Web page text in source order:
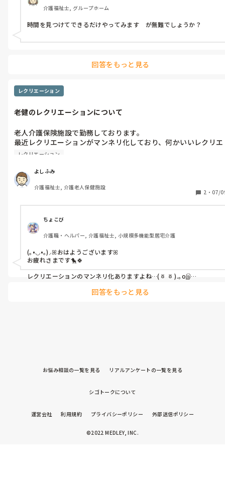
介護福祉士, グループホーム
時間を見つけてできるだけやってみます　が無難でしょうか？
回答をもっと見る
レクリエーション
老健のレクリエーションについて
老人介護保険施設で勤務しております。
最近レクリエーションがマンネリ化しており、何かいいレクリエ
ーションがあったら教えていただきたいです。要介護度は平均
レクリエーション
よしふみ
介護福祉士, 介護老人保健施設
2 ・ 07/
ちょこび
介護職・ヘルパー, 介護福祉士, 小規模多機能型居宅介護
(｡•◡•｡)⸝ꕤおはようございますꕤ
お疲れさまです🐤🍀
レクリエーションのマンネリ化ありますよね…(ㆆ ㆆ ).｡oஇ
皆で☆童謡や昭和歌謡曲などの歌を歌ったり♪利用者さんへ円にな
回答をもっと見る
お悩み相談の一覧を見る リアルアンケートの一覧を見る
シゴトークについて
運営会社 利用規約 プライバシーポリシー 外部送信ポリシー
©2022 MEDLEY, INC.